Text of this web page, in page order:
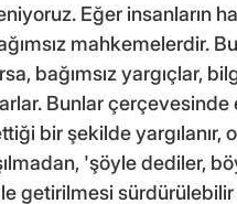
Eğer insanların
mahkemelerdir.
bağımsız yargıçlar,
Bunlar çerçevesinde
bir şekilde yargılanır,
'şöyle dediler,
getirilmesi